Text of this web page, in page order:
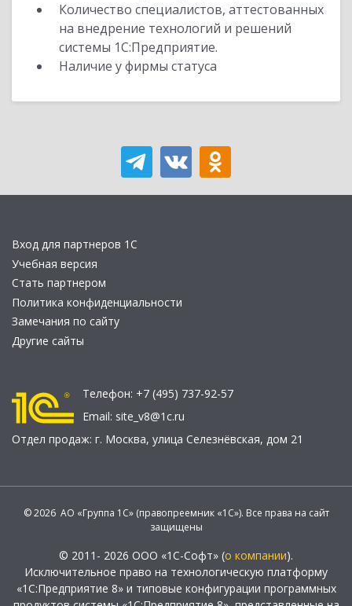
Количество специалистов, аттестованных
на внедрение технологий и решений
системы 1С:Предприятие.
Наличие у фирмы статуса
Вход для партнеров 1С
Учебная версия
Стать партнером
Политика конфиденциальности
Замечания по сайту
Другие сайты
Телефон: +7 (495) 737-92-57
Email: site_v8@1c.ru
Отдел продаж: г. Москва, улица Селезнёвская, дом 21
© 2026 АО «Группа 1С» (правопреемник «1С»). Все права на сайт
защищены
© 2011- 2026 ООО «1С-Софт» (о компании).
Исключительное право на технологическую платформу
«1С:Предприятие 8» и типовые конфигурации программных